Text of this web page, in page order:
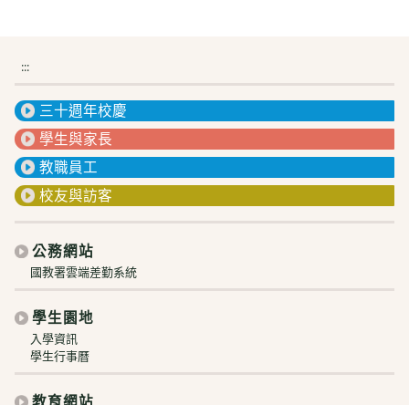
:::
三十週年校慶
學生與家長
教職員工
校友與訪客
公務網站
國教署雲端差勤系統
學生園地
入學資訊
學生行事曆